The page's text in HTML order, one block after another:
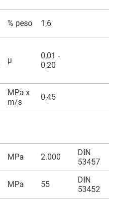
% peso 1,6
µ
0,01 -
0,20
MPa x
m/s
0,45
MPa 2.000
DIN
53457
MPa 55
DIN
53452